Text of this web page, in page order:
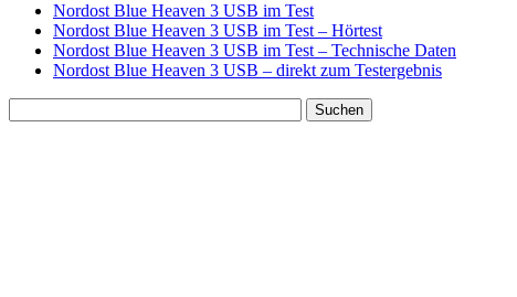
Nordost Blue Heaven 3 USB im Test
Nordost Blue Heaven 3 USB im Test – Hörtest
Nordost Blue Heaven 3 USB im Test – Technische Daten
Nordost Blue Heaven 3 USB – direkt zum Testergebnis